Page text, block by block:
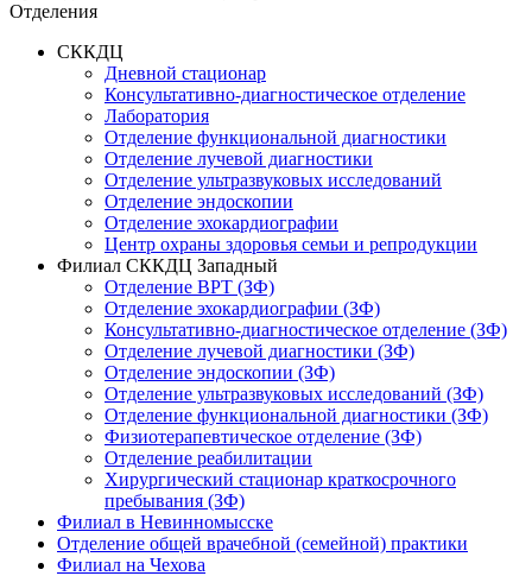
Отделения
СККДЦ
Дневной стационар
Консультативно-диагностическое отделение
Лаборатория
Отделение функциональной диагностики
Отделение лучевой диагностики
Отделение ультразвуковых исследований
Отделение эндоскопии
Отделение эхокардиографии
Центр охраны здоровья семьи и репродукции
Филиал СККДЦ Западный
Отделение ВРТ (ЗФ)
Отделение эхокардиографии (ЗФ)
Консультативно-диагностическое отделение (ЗФ)
Отделение лучевой диагностики (ЗФ)
Отделение эндоскопии (ЗФ)
Отделение ультразвуковых исследований (ЗФ)
Отделение функциональной диагностики (ЗФ)
Физиотерапевтическое отделение (ЗФ)
Отделение реабилитации
Хирургический стационар краткосрочного
пребывания (ЗФ)
Филиал в Невинномысске
Отделение общей врачебной (семейной) практики
Филиал на Чехова